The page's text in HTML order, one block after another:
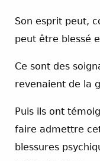
Son esprit peut,
peut être blessé
Ce sont des
revenaient de la
Puis ils ont
faire admettre
blessures